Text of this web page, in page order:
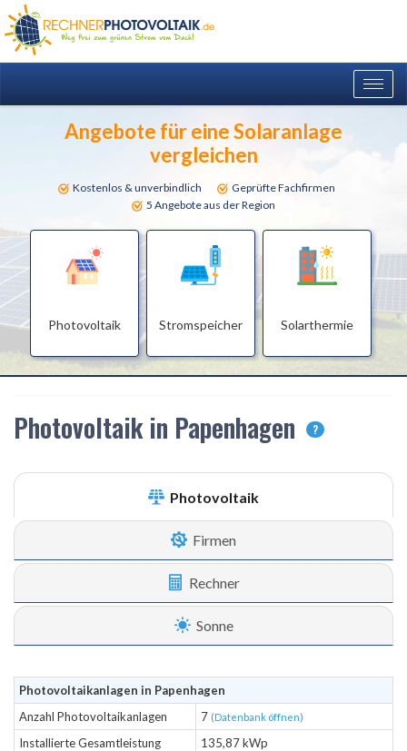
Angebote für eine Solaranlage
vergleichen
Kostenlos & unverbindlich
Geprüfte Fachfirmen
5 Angebote aus der Region
Photovoltaik Stromspeicher Solarthermie
Photovoltaik in Papenhagen ?
Photovoltaik
Firmen
Rechner
Sonne
Photovoltaikanlagen in Papenhagen
Anzahl Photovoltaikanlagen
7 (Datenbank öffnen)
Installierte Gesamtleistung 135,87 kWp